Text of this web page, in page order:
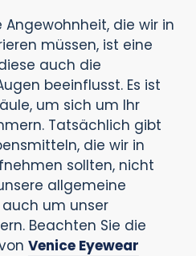
die wir in
müssen, ist eine
auch die
beeinflusst. Es ist
um sich um Ihr
Tatsächlich gibt
die wir in
sollten, nicht
allgemeine
um unser
Beachten Sie die
Venice Eyewear